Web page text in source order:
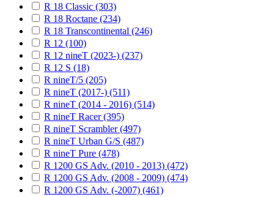
R 18 Classic (303)
R 18 Roctane (234)
R 18 Transcontinental (246)
R 12 (100)
R 12 nineT (2023-) (237)
R 12 S (18)
R nineT/5 (205)
R nineT (2017-) (511)
R nineT (2014 - 2016) (514)
R nineT Racer (395)
R nineT Scrambler (497)
R nineT Urban G/S (487)
R nineT Pure (478)
R 1200 GS Adv. (2010 - 2013) (472)
R 1200 GS Adv. (2008 - 2009) (474)
R 1200 GS Adv. (-2007) (461)